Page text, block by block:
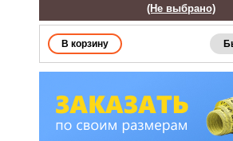
(Не выбрано)